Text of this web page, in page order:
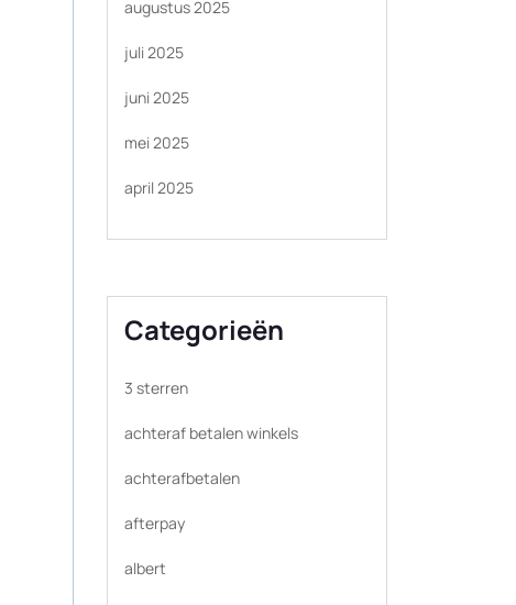
augustus 2025
juli 2025
juni 2025
mei 2025
april 2025
Categorieën
3 sterren
achteraf betalen winkels
achterafbetalen
afterpay
albert